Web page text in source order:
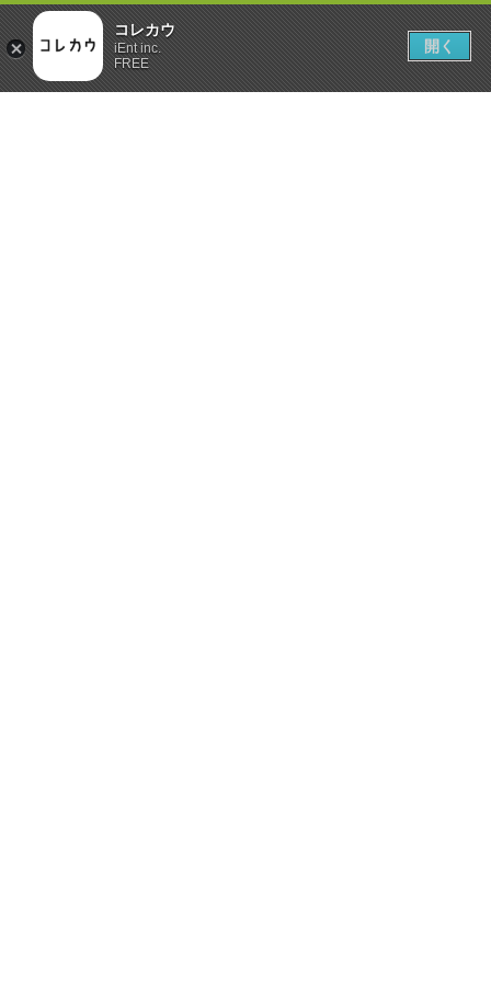
コレカウ
iEnt inc.
FREE
開く